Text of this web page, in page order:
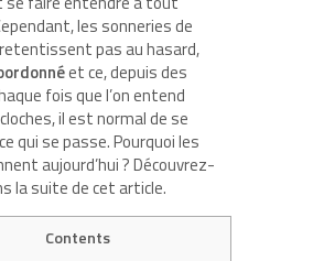
les sonneries de
pas au hasard,
et ce, depuis des
fois que l’on entend
il est normal de se
qui se passe. Pourquoi les
aujourd’hui ? Découvrez-
la suite de cet article.
Contents